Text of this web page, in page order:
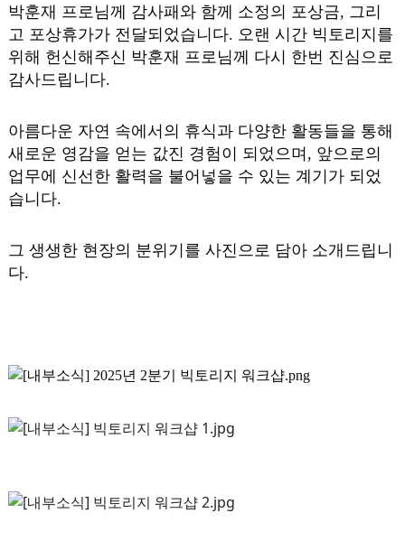
박훈재 프로님께 감사패와 함께 소정의 포상금, 그리
고 포상휴가가 전달되었습니다. 오랜 시간 빅토리지를
위해 헌신해주신 박훈재 프로님께 다시 한번 진심으로
감사드립니다.
아름다운 자연 속에서의 휴식과 다양한 활동들을 통해
새로운 영감을 얻는 값진 경험이 되었으며, 앞으로의
업무에 신선한 활력을 불어넣을 수 있는 계기가 되었
습니다.
그 생생한 현장의 분위기를 사진으로 담아 소개드립니
다.